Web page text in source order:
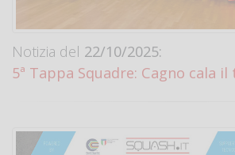
Notizia del 22/10/2025:
5ª Tappa Squadre: Cagno cala